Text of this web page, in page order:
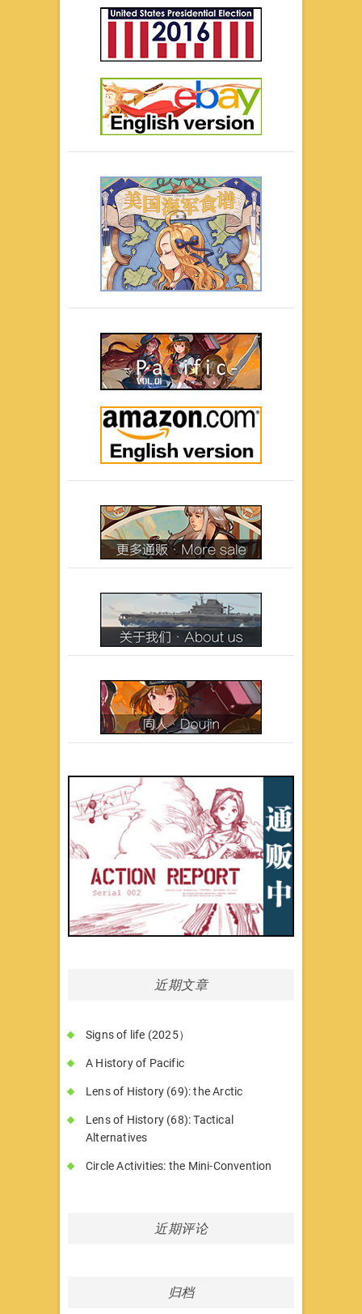
近期文章
Signs of life (2025）
A History of Pacific
Lens of History (69): the Arctic
Lens of History (68): Tactical
Alternatives
Circle Activities: the Mini-Convention
近期评论
归档